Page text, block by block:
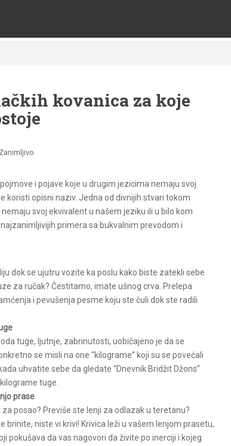
kovanica za koje
Zanimljivo
i pojave koje u drugim jezicima nemaju svoj
koristi opisni naziv. Jedna od divnijih stvari tokom
svoj ekvivalent u našem jeziku ili u bilo kom
primera sa bukvalnim prevodom i
dok se ujutru vozite ka poslu kako biste zatekli sebe
za ručak? Čestitamo, imate ušnog crva. Prelepa
i pevušenja pesme koju ste čuli dok ste radili
tuge, ljutnje, zabrinutosti, uobičajeno je da se
se misli na one “kilograme” koji su se povećali
uhvatite sebe da gledate “Dnevnik Bridžit Džons”
tuge.
prase
posao? Previše ste lenji za odlazak u teretanu?
brinite, niste vi krivi! Krivica leži u vašem lenjom prasetu,
pokušava da vas nagovori da živite po inerciji i kojeg